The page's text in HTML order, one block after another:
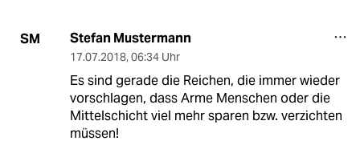
SM Stefan Mustermann
17.07.2018, 06:34 Uhr
Es sind gerade die Reichen, die immer wieder
vorschlagen, dass Arme Menschen oder die
Mittelschicht viel mehr sparen bzw. verzichten
müssen!